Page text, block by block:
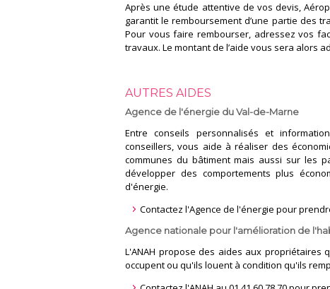
Après une étude attentive de vos devis,
garantit le remboursement d’une partie des
Pour vous faire rembourser, adressez vos
travaux. Le montant de l’aide vous sera alors
AUTRES AIDES
Agence de l'énergie du Val-de-Marne
Entre conseils personnalisés et
conseillers, vous aide à réaliser des
communes du bâtiment mais aussi sur les
développer des comportements plus
d'énergie.
Contactez l'Agence de l'énergie pour
Agence nationale pour l'amélioration de
L'ANAH propose des aides aux
occupent ou qu'ils louent à condition qu'ils